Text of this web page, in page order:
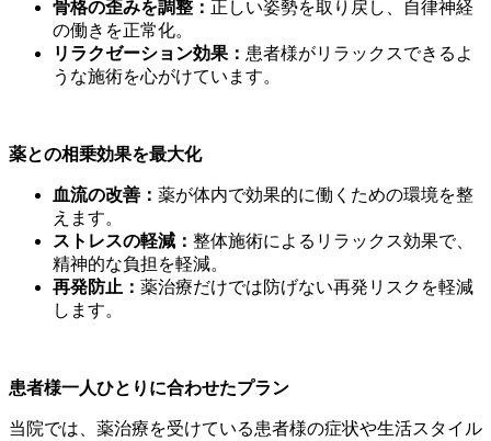
骨格の歪みを調整： 正しい姿勢を取り戻し、自律神経
の働きを正常化。
リラクゼーション効果： 患者様がリラックスできるよ
うな施術を心がけています。
薬との相乗効果を最大化
血流の改善： 薬が体内で効果的に働くための環境を整
えます。
ストレスの軽減： 整体施術によるリラックス効果で、
精神的な負担を軽減。
再発防止： 薬治療だけでは防げない再発リスクを軽減
します。
患者様一人ひとりに合わせたプラン
当院では、薬治療を受けている患者様の症状や生活スタイル